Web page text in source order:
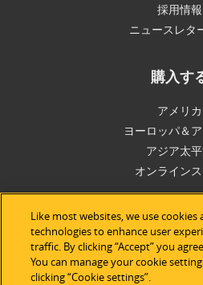
採用情報
ニュースレタ
購入す
アメリカ
ヨーロッパ＆
アジア太
オンライン
サポー
技術サポ
ソフトウェアラ
Like most websites, we use cookies
technologies to enhance user
traffic. By clicking “Accept” you
You can manage your cookie
clicking “Cookie settings”.